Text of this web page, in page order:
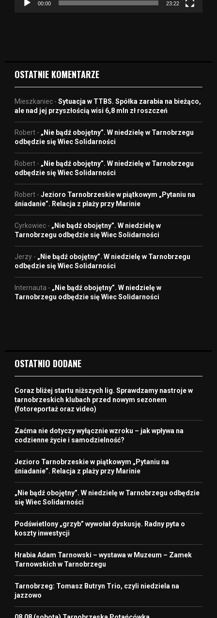
00:00 23:22
OSTATNIE KOMENTARZE
Mieszkaniec - Sytuacja w TTBS. Spółka zarabia na bieżąco,
ale nad jej przyszłością wisi 6,8 mln zł roszczeń
Robert - „Nie bądź obojętny”. W niedzielę w Tarnobrzegu
odbędzie się Wiec Solidarności
Robert - „Nie bądź obojętny”. W niedzielę w Tarnobrzegu
odbędzie się Wiec Solidarności
Robert - Jezioro Tarnobrzeskie w piątkowym „Pytaniu na
śniadanie”. Relacja z plaży przy Marinie
Cyrkowiec - „Nie bądź obojętny”. W niedzielę w
Tarnobrzegu odbędzie się Wiec Solidarności
Jerzy - „Nie bądź obojętny”. W niedzielę w Tarnobrzegu
odbędzie się Wiec Solidarności
Internauta - „Nie bądź obojętny”. W niedzielę w
Tarnobrzegu odbędzie się Wiec Solidarności
OSTATNIO DODANE
Coraz bliżej startu niższych lig. Sprawdzamy nastroje w
tarnobrzeskich klubach przed nowym sezonem
(fotoreportaż oraz video)
Zaćma nie dotyczy wyłącznie wzroku – jak wpływa na
codzienne życie i samodzielność?
Jezioro Tarnobrzeskie w piątkowym „Pytaniu na
śniadanie”. Relacja z plaży przy Marinie
„Nie bądź obojętny”. W niedzielę w Tarnobrzegu odbędzie
się Wiec Solidarności
Podświetlony „grzyb” wywołał dyskusję. Radny pyta o
koszty inwestycji
Hrabia Adam Tarnowski – wystawa w Muzeum – Zamek
Tarnowskich w Tarnobrzegu
Tarnobrzeg: Tomasz Butryn Trio, czyli niedziela na
jazzowo